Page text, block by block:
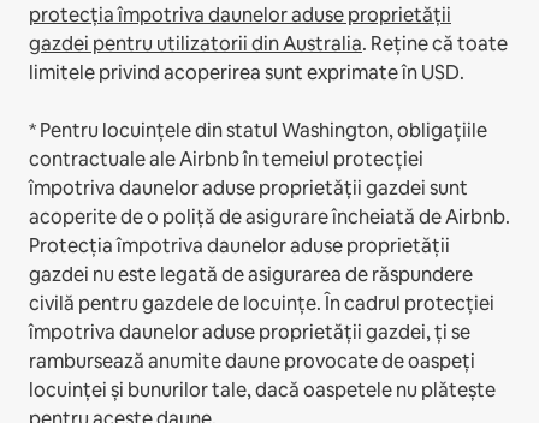
protecția împotriva daunelor aduse proprietății
gazdei pentru utilizatorii din Australia. Reține că toate
limitele privind acoperirea sunt exprimate în USD.
* Pentru locuințele din statul Washington, obligațiile
contractuale ale Airbnb în temeiul protecției
împotriva daunelor aduse proprietății gazdei sunt
acoperite de o poliță de asigurare încheiată de Airbnb.
Protecția împotriva daunelor aduse proprietății
gazdei nu este legată de asigurarea de răspundere
civilă pentru gazdele de locuințe. În cadrul protecției
împotriva daunelor aduse proprietății gazdei, ți se
rambursează anumite daune provocate de oaspeți
locuinței și bunurilor tale, dacă oaspetele nu plătește